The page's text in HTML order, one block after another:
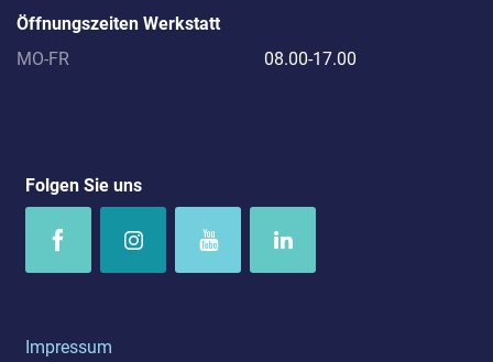
Öffnungszeiten Werkstatt
MO-FR
08.00-17.00
Folgen Sie uns
Impressum